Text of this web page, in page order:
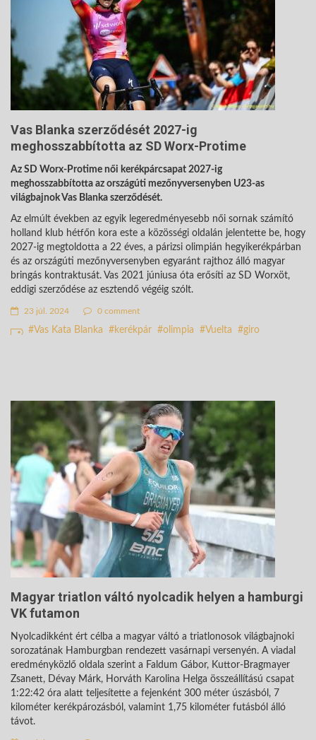
Vas Blanka szerződését 2027-ig
meghosszabbította az SD Worx-Protime
Az SD Worx-Protime női kerékpárcsapat 2027-ig
meghosszabbította az országúti mezőnyversenyben U23-as
világbajnok Vas Blanka szerződését.
Az elmúlt években az egyik legeredményesebb női sornak számító
holland klub hétfőn kora este a közösségi oldalán jelentette be, hogy
2027-ig megtoldotta a 22 éves, a párizsi olimpián hegyikerékpárban
és az országúti mezőnyversenyben egyaránt rajthoz álló magyar
bringás kontraktusát. Vas 2021 júniusa óta erősíti az SD Worxöt,
eddigi szerződése az esztendő végéig szólt.
23 júl. 2024 0 comment
Vas Kata Blanka kerékpár olimpia Vuelta giro
Magyar triatlon váltó nyolcadik helyen a hamburgi
VK futamon
Nyolcadikként ért célba a magyar váltó a triatlonosok világbajnoki
sorozatának Hamburgban rendezett vasárnapi versenyén. A viadal
eredményközlő oldala szerint a Faldum Gábor, Kuttor-Bragmayer
Zsanett, Dévay Márk, Horváth Karolina Helga összeállítású csapat
1:22:42 óra alatt teljesítette a fejenként 300 méter úszásból, 7
kilométer kerékpározásból, valamint 1,75 kilométer futásból álló
távot.